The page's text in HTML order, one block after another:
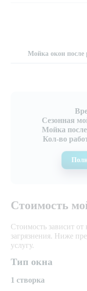
Мойка окон после
Сезонная
Мойка
Кол-во
Стоимость
Стоимость зависит от
загрязнения. Ниже
услугу.
Тип окна
1 створка